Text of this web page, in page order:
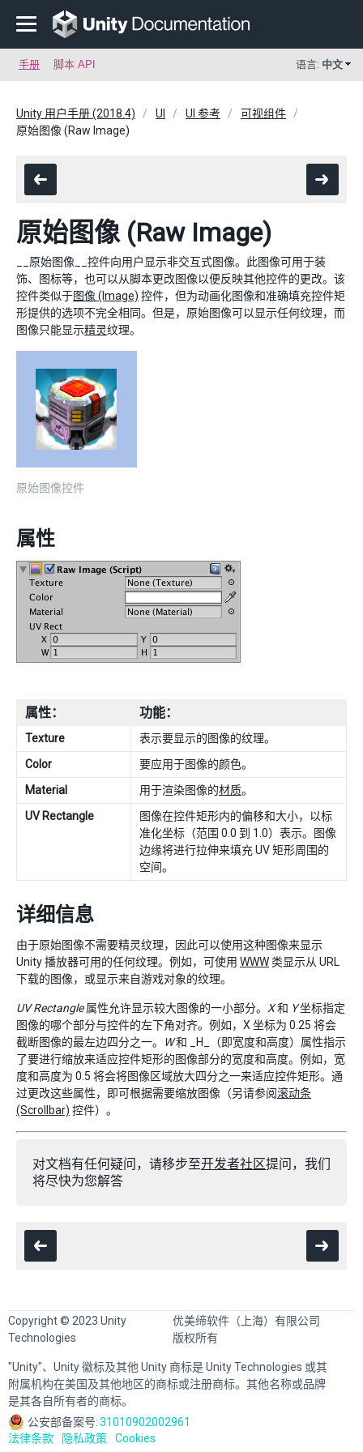
手册 脚本 API 语言: 中文
Unity 用户手册 (2018.4) UI UI 参考
可视组件
原始图像 (Raw Image)
原始图像 (Raw Image)
__原始图像__控件向用户显示非交互式图像。此图像可用于装
饰、图标等，也可以从脚本更改图像以便反映其他控件的更改。该
控件类似于图像 (Image) 控件，但为动画化图像和准确填充控件矩
形提供的选项不完全相同。但是，原始图像可以显示任何纹理，而
图像只能显示精灵纹理。
原始图像控件
属性
属性： 功能：
Texture
表示要显示的图像的纹理。
Color
要应用于图像的颜色。
Material
用于渲染图像的材质。
UV Rectangle
图像在控件矩形内的偏移和大小，以标
准化坐标（范围 0.0 到 1.0）表示。图像
边缘将进行拉伸来填充 UV 矩形周围的
空间。
详细信息
由于原始图像不需要精灵纹理，因此可以使用这种图像来显示
Unity 播放器可用的任何纹理。例如，可使用 WWW 类显示从 URL
下载的图像，或显示来自游戏对象的纹理。
UV Rectangle属性允许显示较大图像的一小部分。 X和 Y坐标指定
图像的哪个部分与控件的左下角对齐。例如，X 坐标为 0.25 将会
截断图像的最左边四分之一。
W和 _H_（即宽度和高度）属性指示
了要进行缩放来适应控件矩形的图像部分的宽度和高度。例如，宽
度和高度为 0.5 将会将图像区域放大四分之一来适应控件矩形。通
过更改这些属性，即可根据需要缩放图像（另请参阅滚动条
(Scrollbar) 控件）。
对文档有任何疑问，请移步至开发者社区提问，我们
将尽快为您解答
Copyright © 2023 Unity
Technologies
优美缔软件（上海）有限公司
版权所有
"Unity"、Unity 徽标及其他 Unity 商标是 Unity Technologies 或其
附属机构在美国及其他地区的商标或注册商标。其他名称或品牌
是其各自所有者的商标。
公安部备案号:31010902002961
法律条款
隐私政策 Cookies